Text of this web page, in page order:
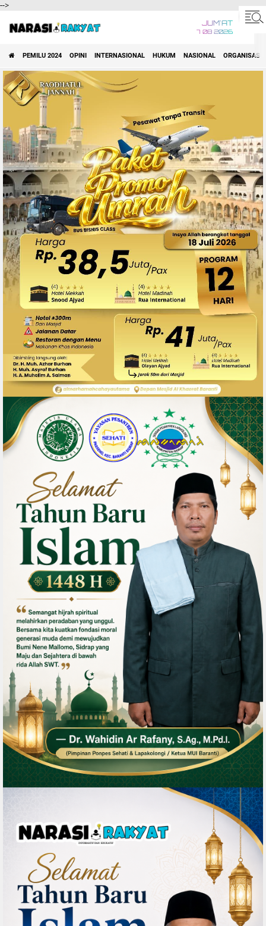
-->
JUM'AT
7 08 2026
PEMILU 2024 OPINI INTERNASIONAL HUKUM NASIONAL ORGANISASI